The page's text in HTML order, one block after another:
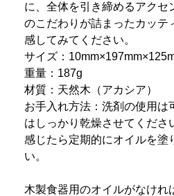
に、全体を引き締めるアクセ
のこだわりが詰まったカッテ
感してみてください。
サイズ：
重量：187g
材質：天然木（アカシア）
お手入れ方法：洗剤の使用は
はしっかり乾燥させてくださ
感じたら定期的にオイルを塗
い。
木製食器用のオイルがなけれ